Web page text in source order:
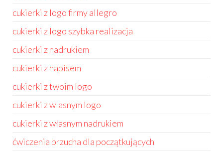
cukierki z logo firmy allegro
cukierki z logo szybka realizacja
cukierki z nadrukiem
cukierki z napisem
cukierki z twoim logo
cukierki z wlasnym logo
cukierki z własnym nadrukiem
ćwiczenia brzucha dla początkujących